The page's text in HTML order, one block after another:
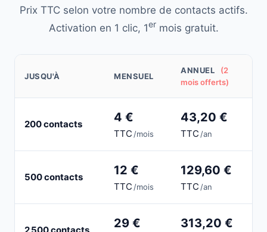
Prix TTC selon votre nombre de contacts actifs.
Activation en 1 clic, 1ermois gratuit.
JUSQU'À MENSUEL
ANNUEL
(2
mois offerts)
200 contacts 4 €
TTC/mois
43,20 €
TTC/an
500 contacts 12 €
TTC/mois
129,60 €
TTC/an
29 € 313,20 €